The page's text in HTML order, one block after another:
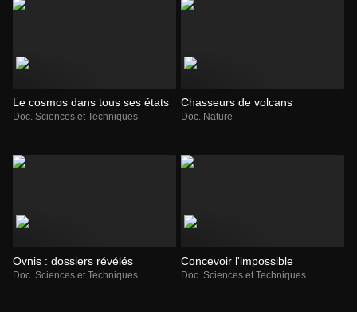
Le cosmos dans tous ses états
Doc. Sciences et Techniques
Chasseurs de volcans
Doc. Nature
Ovnis : dossiers révélés
Doc. Sciences et Techniques
Concevoir l'impossible
Doc. Sciences et Techniques